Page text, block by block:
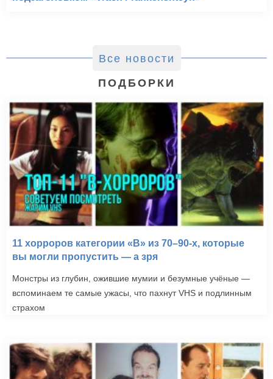
Все новости
ПОДБОРКИ
11 хорроров категории «B» из 70–90-х, которые
вы могли пропустить — а зря
Монстры из глубин, ожившие мумии и безумные учёные —
вспоминаем те самые ужасы, что пахнут VHS и подлинным
страхом